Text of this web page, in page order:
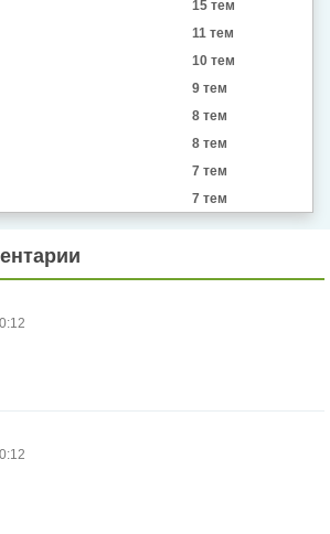
15 тем
11 тем
10 тем
9 тем
8 тем
8 тем
7 тем
7 тем